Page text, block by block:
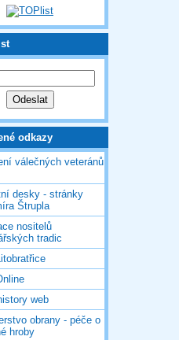
odkazy
válečných veteránů
desky - stránky
Štrupla
nositelů
tradic
web
obrany - péče o
hroby